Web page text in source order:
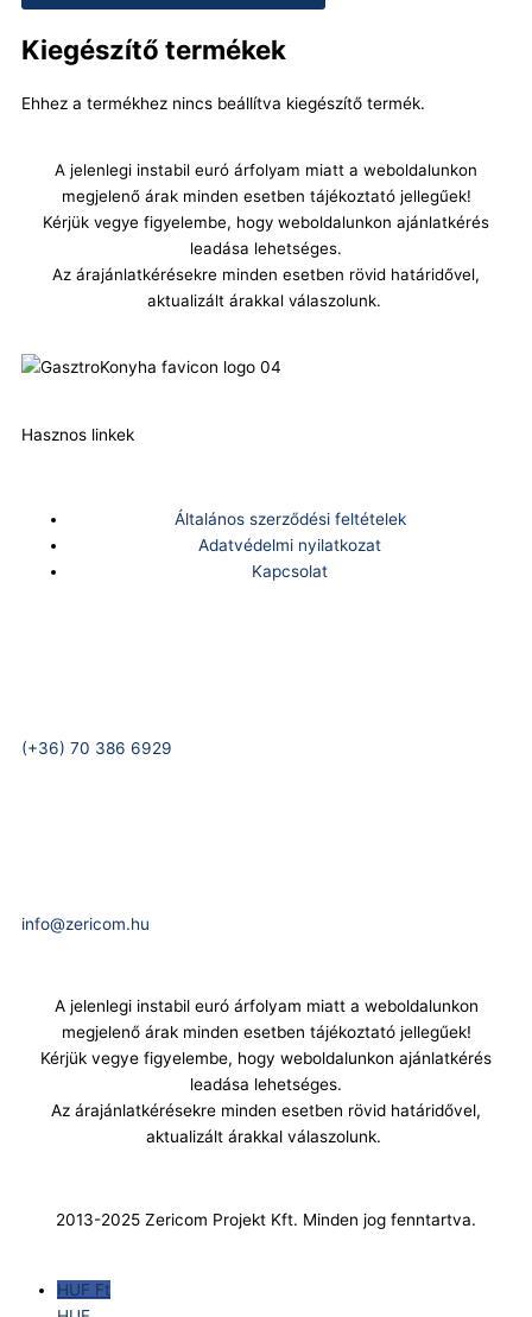
Kiegészítő termékek
Ehhez a termékhez nincs beállítva kiegészítő termék.
A jelenlegi instabil euró árfolyam miatt a weboldalunkon
megjelenő árak minden esetben tájékoztató jellegűek!
Kérjük vegye figyelembe, hogy weboldalunkon ajánlatkérés
leadása lehetséges.
Az árajánlatkérésekre minden esetben rövid határidővel,
aktualizált árakkal válaszolunk.
Hasznos linkek
Általános szerződési feltételek
Adatvédelmi nyilatkozat
Kapcsolat
(+36) 70 386 6929
info@zericom.hu
A jelenlegi instabil euró árfolyam miatt a weboldalunkon
megjelenő árak minden esetben tájékoztató jellegűek!
Kérjük vegye figyelembe, hogy weboldalunkon ajánlatkérés
leadása lehetséges.
Az árajánlatkérésekre minden esetben rövid határidővel,
aktualizált árakkal válaszolunk.
2013-2025 Zericom Projekt Kft. Minden jog fenntartva.
HUF Ft